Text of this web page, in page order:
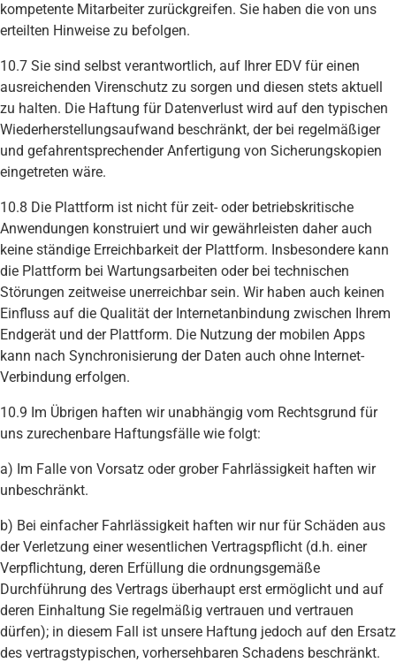
kompetente Mitarbeiter zurückgreifen. Sie haben die von uns
erteilten Hinweise zu befolgen.
10.7 Sie sind selbst verantwortlich, auf Ihrer EDV für einen
ausreichenden Virenschutz zu sorgen und diesen stets aktuell
zu halten. Die Haftung für Datenverlust wird auf den typischen
Wiederherstellungsaufwand beschränkt, der bei regelmäßiger
und gefahrentsprechender Anfertigung von Sicherungskopien
eingetreten wäre.
10.8 Die Plattform ist nicht für zeit- oder betriebskritische
Anwendungen konstruiert und wir gewährleisten daher auch
keine ständige Erreichbarkeit der Plattform. Insbesondere kann
die Plattform bei Wartungsarbeiten oder bei technischen
Störungen zeitweise unerreichbar sein. Wir haben auch keinen
Einfluss auf die Qualität der Internetanbindung zwischen Ihrem
Endgerät und der Plattform. Die Nutzung der mobilen Apps
kann nach Synchronisierung der Daten auch ohne Internet-
Verbindung erfolgen.
10.9 Im Übrigen haften wir unabhängig vom Rechtsgrund für
uns zurechenbare Haftungsfälle wie folgt:
a) Im Falle von Vorsatz oder grober Fahrlässigkeit haften wir
unbeschränkt.
b) Bei einfacher Fahrlässigkeit haften wir nur für Schäden aus
der Verletzung einer wesentlichen Vertragspflicht (d.h. einer
Verpflichtung, deren Erfüllung die ordnungsgemäße
Durchführung des Vertrags überhaupt erst ermöglicht und auf
deren Einhaltung Sie regelmäßig vertrauen und vertrauen
dürfen); in diesem Fall ist unsere Haftung jedoch auf den Ersatz
des vertragstypischen, vorhersehbaren Schadens beschränkt.